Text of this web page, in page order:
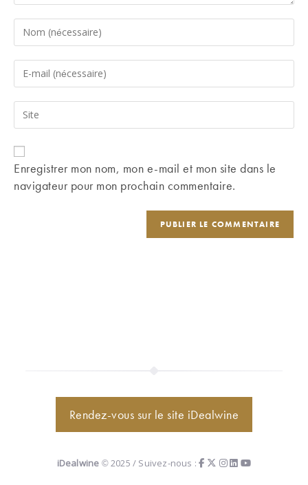
Enter
your
name
comment
Enter
your
email
address
comment
Saisir
l’URL
de
votre
(facultatif)
Enregistrer mon nom, mon e-mail et mon site dans le
navigateur pour mon prochain commentaire.
Rendez-vous sur le site iDealwine
iDealwine © 2025 / Suivez-nous :